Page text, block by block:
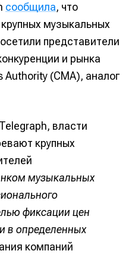
сообщила, что
музыкальных
представители
и рынка
(CMA), аналог
власти
крупных
музыкальных
фиксации цен
в определенных
компаний